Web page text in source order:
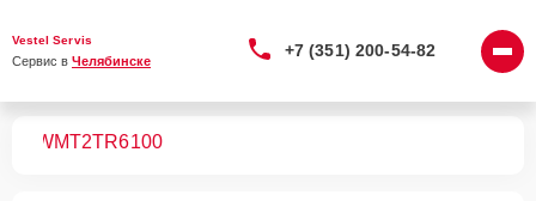
Vestel Servis
Сервис в Челябинске
+7 (351) 200-54-82
WMT2TR6100